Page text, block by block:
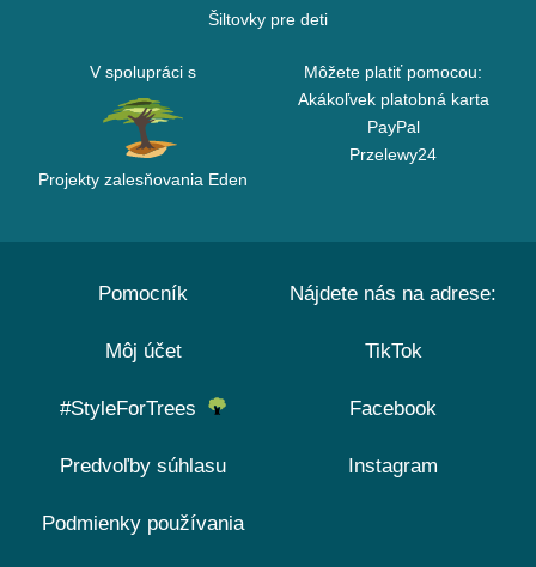
Šiltovky pre deti
V spolupráci s
Projekty zalesňovania Eden
Môžete platiť pomocou:
Akákoľvek platobná karta
PayPal
Przelewy24
Pomocník
Môj účet
#StyleForTrees
Predvoľby súhlasu
Podmienky používania
Nájdete nás na adrese:
TikTok
Facebook
Instagram